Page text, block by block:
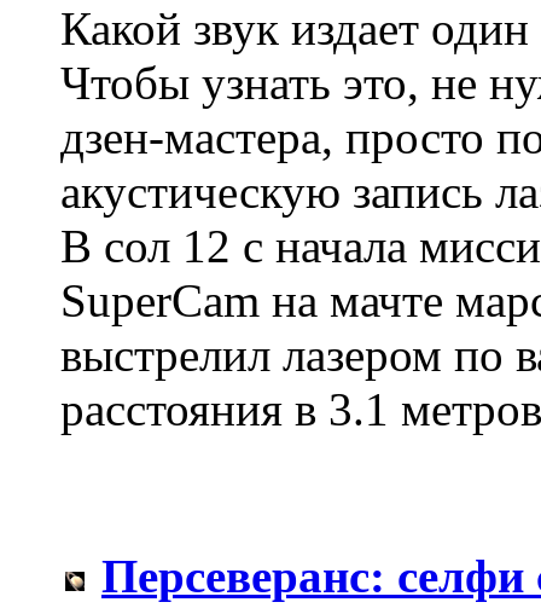
Какой звук издает
Чтобы узнать это, не
дзен-мастера, просто
акустическую запись
В сол 12 с начала
SuperCam на мачте
выстрелил лазером по
расстояния в 3.1
Персеверанс: